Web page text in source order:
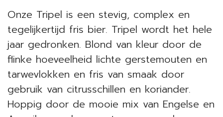
Onze Tripel is een stevig, complex en
tegelijkertijd fris bier. Tripel wordt het hele
jaar gedronken. Blond van kleur door de
flinke hoeveelheid lichte gerstemouten en
tarwevlokken en fris van smaak door
gebruik van citrusschillen en koriander.
Hoppig door de mooie mix van Engelse en